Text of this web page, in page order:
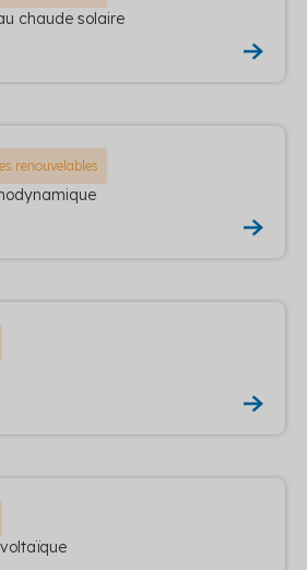
chaude solaire
renouvelables